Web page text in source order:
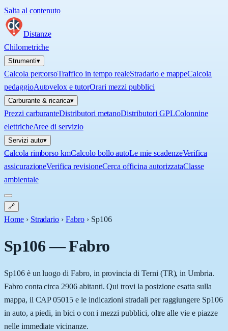
Salta al contenuto
Distanze
Chilometriche
Strumenti▾
Calcola percorsoTraffico in tempo realeStradario e mappeCalcola
pedaggioAutovelox e tutorOrari mezzi pubblici
Carburante & ricarica▾
Prezzi carburanteDistributori metanoDistributori GPLColonnine
elettricheAree di servizio
Servizi auto▾
Calcola rimborso kmCalcolo bollo autoLe mie scadenzeVerifica
assicurazioneVerifica revisioneCerca officina autorizzataClasse
ambientale
🔗
Home › Stradario › Fabro › Sp106
Sp106—Fabro
Sp106 è un luogo di Fabro, in provincia di Terni (TR), in Umbria.
Fabro conta circa 2906 abitanti. Qui trovi la posizione esatta sulla
mappa, il CAP 05015 e le indicazioni stradali per raggiungere Sp106
in auto, a piedi, in bici o con i mezzi pubblici, oltre alle vie e piazze
nelle immediate vicinanze.